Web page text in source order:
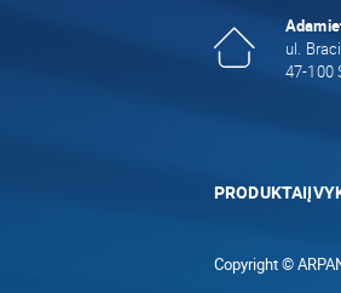
ul.
47-100
PRODUKTAI
Copyright ©